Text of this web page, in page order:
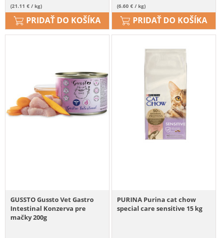
(21.11 € / kg)
PRIDAŤ DO KOŠÍKA
(6.60 € / kg)
PRIDAŤ DO KOŠÍKA
GUSSTO Gussto Vet Gastro
Intestinal Konzerva pre
mačky 200g
PURINA Purina cat chow
special care sensitive 15 kg